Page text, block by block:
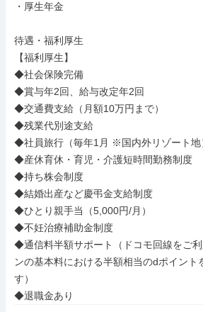
・厚生年金
待遇・福利厚生
【福利厚生】
◆社会保険完備
◆賞与年2回、給与改定年2回
◆交通費支給（月額10万円まで）
◆残業代別途支給
◆社員旅行（毎年1月 ※国内外リゾート地
◆産休育休・育児・介護短時間勤務制度
◆持ち株会制度
◆結婚出産など慶弔金支給制度
◆ひとり親手当（5,000円/月）
◆不妊治療補助金制度
◆通信料半額サポート（ドコモ回線をご
ンの基本料における半額相当のdポイント
す）
◆退職金あり